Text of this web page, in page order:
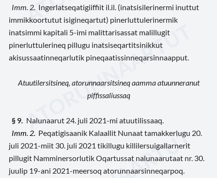
Imm. 2. Ingerlatseqatigiiffiit il.il. (inatsisilerinermi inuttut
immikkoortutut isigineqartut) pinerluttulerinermik
inatsimmi kapitali 5-imi malittarisassat malillugit
pinerluttulerineq pillugu inatsiseqartitsinikkut
akisussaatinneqarlutik pineqaatissinneqarsinnaapput.
Atuutilersitsineq, atorunnaarsitsineq aamma atuunneranut
piffissaliussaq
§ 9. Nalunaarut 24. juli 2021-mi atuutilissaaq.
Imm. 2. Peqatigisaanik Kalaallit Nunaat tamakkerlugu 20.
juli 2021-miit 30. juli 2021 tikillugu killilersuigallarnerit
pillugit Namminersorlutik Oqartussat nalunaarutaat nr. 30.
juulip 19-ani 2021-meersoq atorunnaarsinneqarpoq.